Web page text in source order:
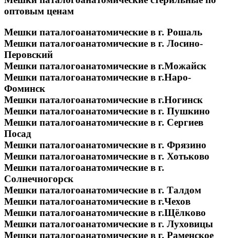
оптовым ценам
Мешки паталогоанатомические в г. Рошаль
Мешки паталогоанатомические в г. Лосино-
Перовский
Мешки паталогоанатомические в г.Можайск
Мешки паталогоанатомические в г.Наро-
Фоминск
Мешки паталогоанатомические в г.Ногинск
Мешки паталогоанатомические в г. Пушкино
Мешки паталогоанатомические в г. Сергиев
Посад
Мешки паталогоанатомические в г. Фрязино
Мешки паталогоанатомические в г. Хотьково
Мешки паталогоанатомические в г.
Солнечногорск
Мешки паталогоанатомические в г. Талдом
Мешки паталогоанатомические в г.Чехов
Мешки паталогоанатомические в г.Щёлково
Мешки паталогоанатомические в г. Луховицы
Мешки паталогоанатомические в г. Раменское